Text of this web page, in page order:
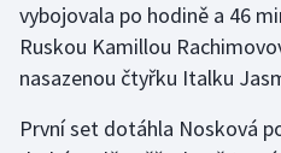
vybojovala po hodině a 46
Ruskou Kamillou
nasazenou čtyřku Italku
První set dotáhla Nosková